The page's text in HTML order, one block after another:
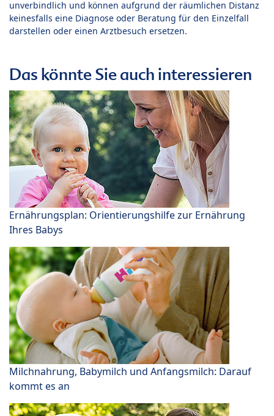
unverbindlich und können aufgrund der räumlichen Distanz
keinesfalls eine Diagnose oder Beratung für den Einzelfall
darstellen oder einen Arztbesuch ersetzen.
Das könnte Sie auch interessieren
Ernährungsplan: Orientierungshilfe zur Ernährung
Ihres Babys
Milchnahrung, Babymilch und Anfangsmilch: Darauf
kommt es an